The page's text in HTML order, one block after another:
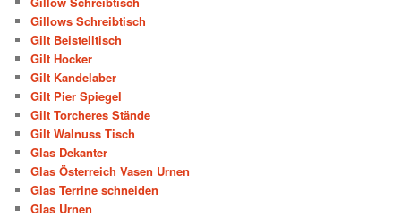
Gillows Schreibtisch
Gilt Beistelltisch
Gilt Hocker
Gilt Kandelaber
Gilt Pier Spiegel
Gilt Torcheres Stände
Gilt Walnuss Tisch
Glas Dekanter
Glas Österreich Vasen Urnen
Glas Terrine schneiden
Glas Urnen